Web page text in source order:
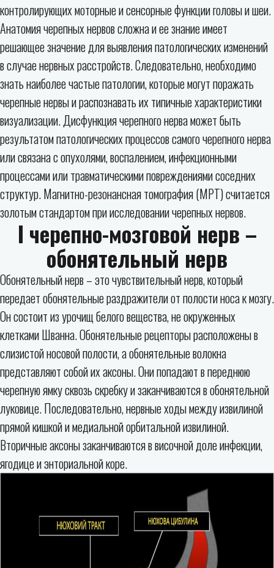
контролирующих моторные и сенсорные функции головы и шеи.
Анатомия черепных нервов сложна и ее знание имеет
решающее значение для выявления патологических изменений
в случае нервных расстройств. Следовательно, необходимо
знать наиболее частые патологии, которые могут поражать
черепные нервы и распознавать их типичные характеристики
визуализации. Дисфункция черепного нерва может быть
результатом патологических процессов самого черепного нерва
или связана с опухолями, воспалением, инфекционными
процессами или травматическими повреждениями соседних
структур. Магнитно-резонансная томография (МРТ) считается
золотым стандартом при исследовании черепных нервов.
I черепно-мозговой нерв –
обонятельный нерв
Обонятельный нерв – это чувствительный нерв, который
передает обонятельные раздражители от полости носа к мозгу.
Он состоит из урочищ белого вещества, не окруженных
клетками Шванна. Обонятельные рецепторы расположены в
слизистой носовой полости, а обонятельные волокна
представляют собой их аксоны. Они попадают в переднюю
черепную ямку сквозь скребку и заканчиваются в обонятельной
луковице. Последовательно, нервные ходы между извилиной
прямой кишкой и медиальной орбитальной извилиной.
Вторичные аксоны заканчиваются в височной доле инфекции,
ягодице и энториальной коре.